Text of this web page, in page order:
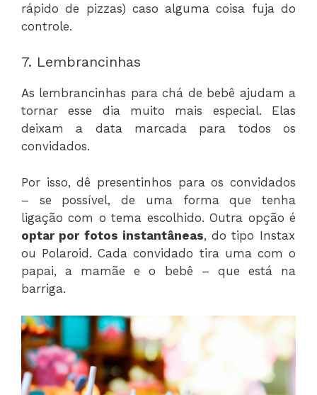
rápido de pizzas) caso alguma coisa fuja do
controle.
7. Lembrancinhas
As lembrancinhas para chá de bebê ajudam a
tornar esse dia muito mais especial. Elas
deixam a data marcada para todos os
convidados.
Por isso, dê presentinhos para os convidados
– se possível, de uma forma que tenha
ligação com o tema escolhido. Outra opção é
optar por fotos instantâneas, do tipo Instax
ou Polaroid. Cada convidado tira uma com o
papai, a mamãe e o bebê – que está na
barriga.